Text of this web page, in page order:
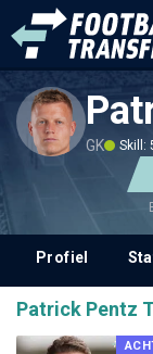
GK Skill:
Profiel
Patrick Pentz